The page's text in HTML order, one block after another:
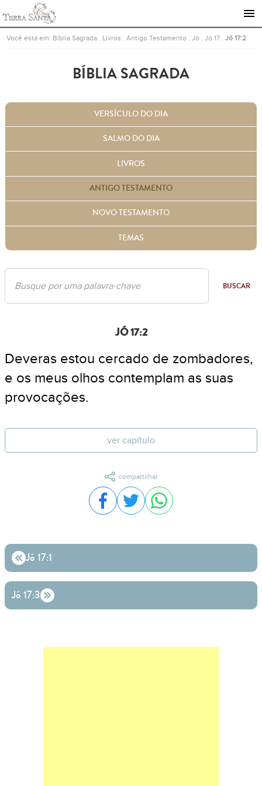
Ir para a página inicial
Você está em: Bíblia Sagrada Livros .Antigo Testamento .Jó .Jó 17 .Jó 17:2
BÍBLIA SAGRADA
VERSÍCULO DO DIA
SALMO DO DIA
LIVROS
ANTIGO TESTAMENTO
NOVO TESTAMENTO
TEMAS
BUSCAR
JÓ 17:2
Deveras estou cercado de zombadores,
e os meus olhos contemplam as suas
provocações.
ver capítulo
compartilhar
Compartilhar no Facebook
Compartilhar no Twitter
Compartilhar no
Jó 17:1
Jó 17:3